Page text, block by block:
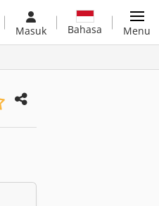
Masuk Bahasa Menu